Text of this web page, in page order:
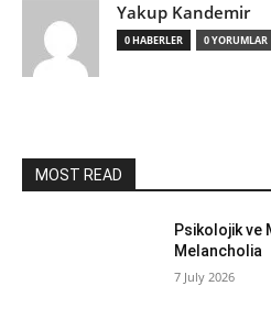
Yakup Kandemir
0 HABERLER 0 YORUMLAR
MOST READ
Psikolojik ve
Melancholia
7 July 2026